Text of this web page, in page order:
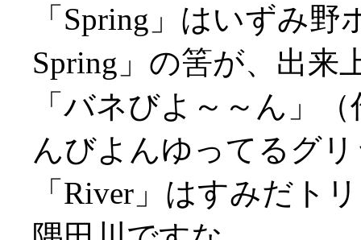
「Spring」はいずみ
Spring」の筈が、出来
「バネびよ～～ん」
んびよんゆってるグ
「River」はすみだト